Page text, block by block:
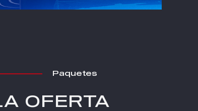
Paquetes
OFERTA